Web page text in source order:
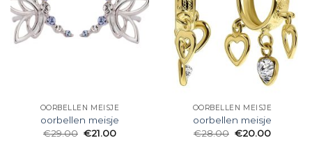
OORBELLEN MEISJE
oorbellen meisje
€29.00 €21.00
OORBELLEN MEISJE
oorbellen meisje
€28.00 €20.00